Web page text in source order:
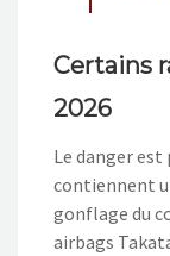
Certains
2026
Le danger
contiennent
gonflage du
airbags